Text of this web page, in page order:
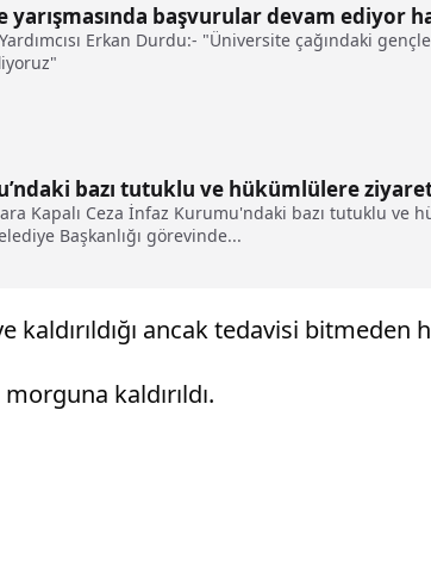
yarışmasında başvurular devam ediyor
Erkan Durdu:- "Üniversite çağındaki
bazı tutuklu ve hükümlülere
Kapalı Ceza İnfaz Kurumu'ndaki bazı tutuklu
Başkanlığı görevinde...
ancak tedavisi bitmeden
kaldırıldı.